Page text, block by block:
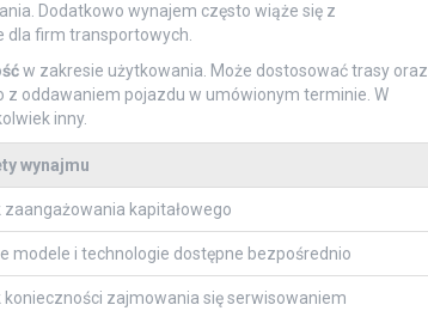
Dodatkowo wynajem często wiąże się z
firm transportowych.
w zakresie użytkowania. Może dostosować trasy oraz
oddawaniem pojazdu w umówionym terminie. W
inny.
wynajmu
zaangażowania kapitałowego
modele i technologie dostępne bezpośrednio
konieczności zajmowania się serwisowaniem